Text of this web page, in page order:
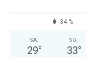
34 %
SA.
29°
SO.
33°